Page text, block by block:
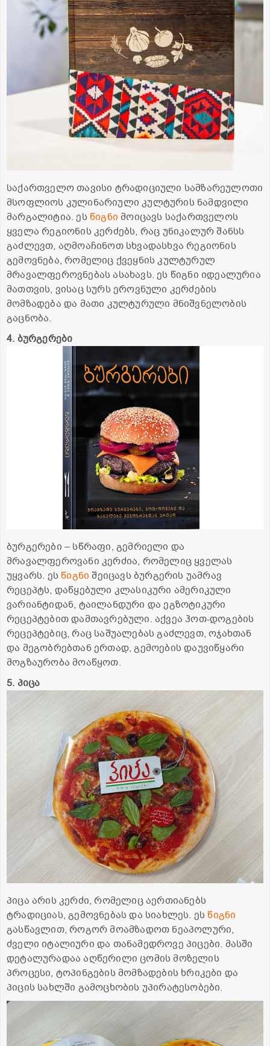
საქართველო თავისი ტრადიციული სამზარეულოთი
მსოფლიოს კულინარიული კულტურის ნამდვილი
მარგალიტია. ეს წიგნი მოიცავს საქართველოს
ყველა რეგიონის კერძებს, რაც უნიკალურ შანსს
გაძლევთ, აღმოაჩინოთ სხვადასხვა რეგიონის
გემოვნება, რომელიც ქვეყნის კულტურულ
მრავალფეროვნებას ასახავს. ეს წიგნი იდეალურია
მათთვის, ვისაც სურს ეროვნული კერძების
მომზადება და მათი კულტურული მნიშვნელობის
გაცნობა.
4. ბურგერები
ბურგერები – სწრაფი, გემრიელი და
მრავალფეროვანი კერძია, რომელიც ყველას
უყვარს. ეს წიგნი შეიცავს ბურგერის უამრავ
რეცეპტს, დაწყებული კლასიკური ამერიკული
ვარიანტიდან, ტაილანდური და ეგზოტიკური
რეცეპტებით დამთავრებული. აქვეა ჰოთ-დოგების
რეცეპტებიც, რაც საშუალებას გაძლევთ, ოჯახთან
და მეგობრებთან ერთად, გემოების დაუვიწყარი
მოგზაურობა მოაწყოთ.
5. პიცა
პიცა არის კერძი, რომელიც აერთიანებს
ტრადიციას, გემოვნებას და სიახლეს. ეს წიგნი
გასწავლით, როგორ მოამზადოთ ნეაპოლური,
ძველი იტალიური და თანამედროვე პიცები. მასში
დეტალურადაა აღწერილი ცომის მოზელის
პროცესი, ტოპინგების მომზადების ხრიკები და
პიცის სახლში გამოცხობის უპირატესობები.